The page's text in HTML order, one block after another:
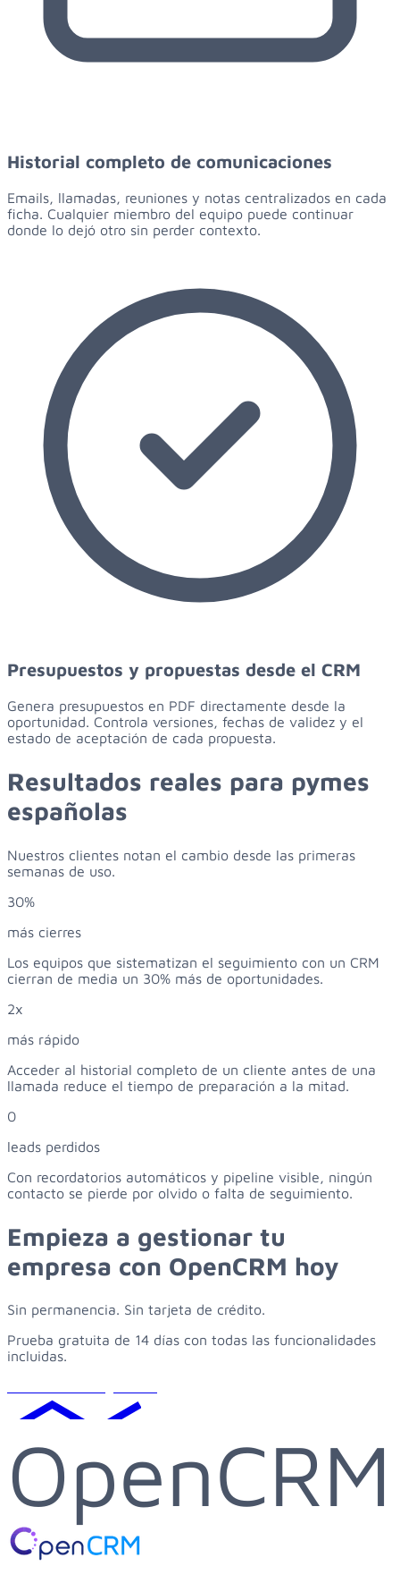
Historial completo de comunicaciones
Emails, llamadas, reuniones y notas centralizados en cada
ficha. Cualquier miembro del equipo puede continuar
donde lo dejó otro sin perder contexto.
Presupuestos y propuestas desde el CRM
Genera presupuestos en PDF directamente desde la
oportunidad. Controla versiones, fechas de validez y el
estado de aceptación de cada propuesta.
Resultados reales para pymes
españolas
Nuestros clientes notan el cambio desde las primeras
semanas de uso.
30%
más cierres
Los equipos que sistematizan el seguimiento con un CRM
cierran de media un 30% más de oportunidades.
2x
más rápido
Acceder al historial completo de un cliente antes de una
llamada reduce el tiempo de preparación a la mitad.
0
leads perdidos
Con recordatorios automáticos y pipeline visible, ningún
contacto se pierde por olvido o falta de seguimiento.
Empieza a gestionar tu
empresa con OpenCRM hoy
Sin permanencia. Sin tarjeta de crédito.
Prueba gratuita de 14 días con todas las funcionalidades
incluidas.
OpenCRM